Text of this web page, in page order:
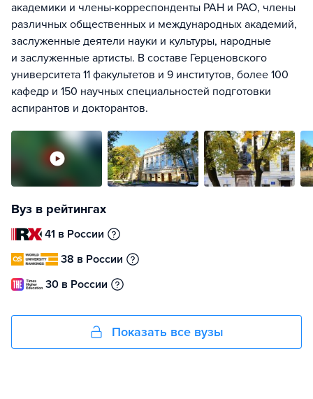
академики и члены-корреспонденты РАН и РАО, члены
различных общественных и международных академий,
заслуженные деятели науки и культуры, народные
и заслуженные артисты. В составе Герценовского
университета 11 факультетов и 9 институтов, более 100
кафедр и 150 научных специальностей подготовки
аспирантов и докторантов.
Вуз в рейтингах
41 в России
38 в России
30 в России
Показать все вузы